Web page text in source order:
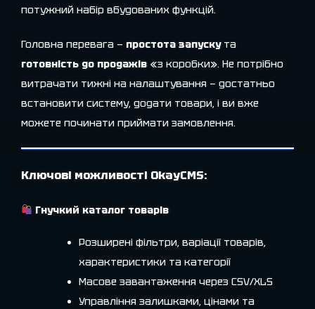
потужний набір вбудованих функцій.
Головна перевага — простота запускута
готовність до продажів «з коробки». Не потрібно
витрачати тижні на налаштування — достатньо
встановити систему, додати товари, і ви вже
можете починати приймати замовлення.
Ключові можливості OkayCMS:
Гнучкий каталог товарів
Розширені фільтри, варіації товарів,
характеристики та категорії
Масове завантаження через CSV/XLS
Управління залишками, цінами та